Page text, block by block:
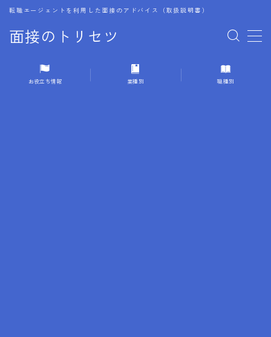
面接のトリセツ
転職エージェントを利用した面接のアドバイス（取扱説明書）
MENU
1.成功する面接戦略
お役立ち情報 業種別 職種別